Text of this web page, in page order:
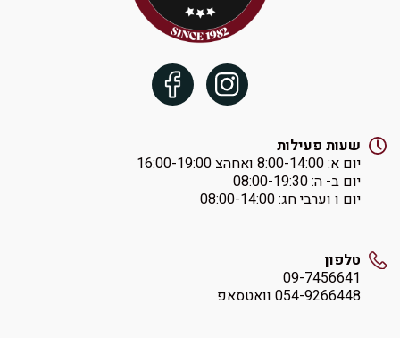
שעות פעילות
יום א: ‏8:00-14:00 ואחהצ 16:00-19:00
יום ב- ה: ‏08:00-19:30
יום ו וערבי חג: ‏08:00-14:00
טלפון
09-7456641
054-9266448 וואטסאפ